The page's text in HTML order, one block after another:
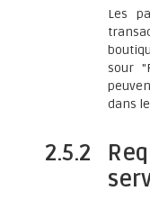
Les
sour
dans
2.5.2